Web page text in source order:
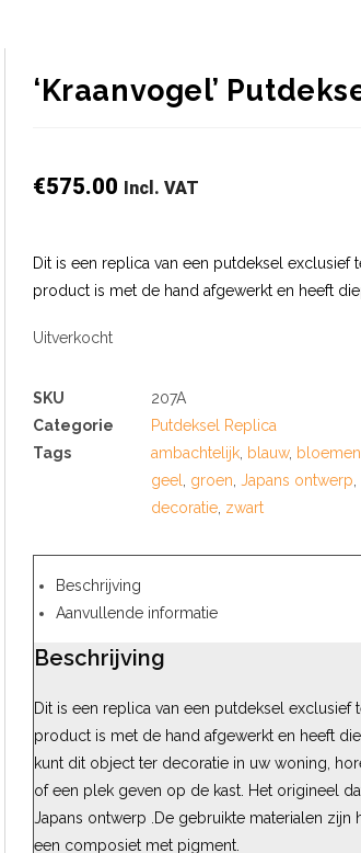
‘Kraanvogel’
€575.00 Incl. VAT
Dit is een replica van een putdeksel exclusief
product is met de hand afgewerkt en heeft
Uitverkocht
SKU
207A
Categorie
Putdeksel Replica
Tags
ambachtelijk blauw, bloemen
geel
groen Japans ontwerp
decoratie zwart
Beschrijving
Aanvullende informatie
Beschrijving
Dit is een replica van een putdeksel exclusief
product is met de hand afgewerkt en heeft
kunt dit object ter decoratie in uw woning,
of een plek geven op de kast. Het origineel
Japans ontwerp .De gebruikte materialen
een composiet met pigment.